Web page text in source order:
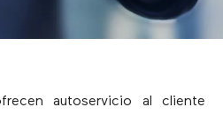
autoservicio al cliente